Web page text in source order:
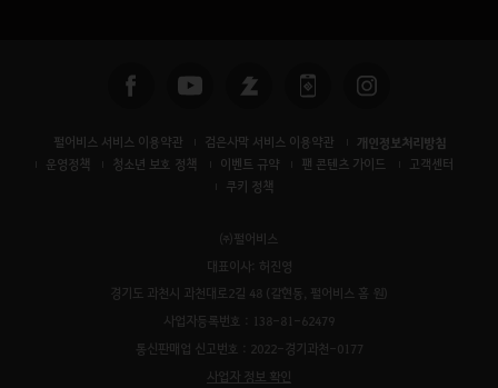
펄어비스 서비스 이용약관 검은사막 서비스 이용약관 개인정보처리방침
운영정책 청소년 보호 정책 이벤트 규약 팬 콘텐츠 가이드
고객센터
쿠키 정책
㈜펄어비스
대표이사: 허진영
경기도 과천시 과천대로2길 48 (갈현동, 펄어비스 홈 원)
사업자등록번호 : 138-81-62479
통신판매업 신고번호 : 2022-경기과천-0177
사업자 정보 확인